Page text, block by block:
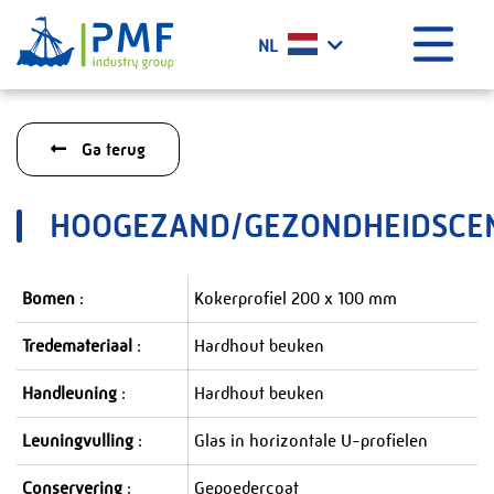
Menu
Wat doen wij?
Certificaten
Projecten
Het laatste nieuws
Contact
PMF Industry Group Code of Conduct
NL
Ga terug
HOOGEZAND/
Bomen : Kokerprofiel 200 x 100 mm
Tredemateriaal : Hardhout beuken
Handleuning : Hardhout beuken
Leuningvulling : Glas in horizontale U-profielen
Conservering : Gepoedercoat